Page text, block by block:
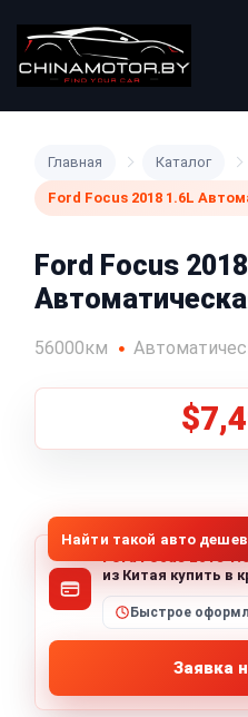
Главная Каталог
Ford Focus 2018 1.6L
Ford Focus
56000км
Найти такой авто
Ford Focus 2018
из Китая купить в
Быстрое
Заявка